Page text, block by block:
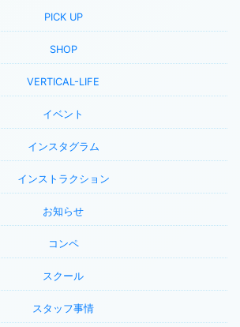
PICK UP
SHOP
VERTICAL-LIFE
イベント
インスタグラム
インストラクション
お知らせ
コンペ
スクール
スタッフ事情